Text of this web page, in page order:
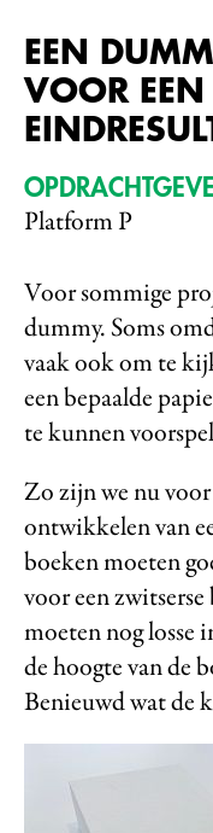
EEN
VOOR EEN
Platform P
Voor sommige
dummy. Soms
vaak ook om te
een bepaalde
te kunnen
Zo zijn we nu
ontwikkelen van
boeken moeten
voor een
moeten nog losse
de hoogte van de
Benieuwd wat de